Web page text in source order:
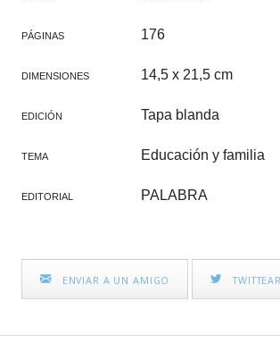
PÁGINAS 176
DIMENSIONES 14,5 x 21,5 cm
EDICIÓN Tapa blanda
TEMA Educación y familia
EDITORIAL PALABRA
ENVIAR A UN AMIGO TWITTEAR